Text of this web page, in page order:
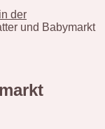
der
und Babymarkt